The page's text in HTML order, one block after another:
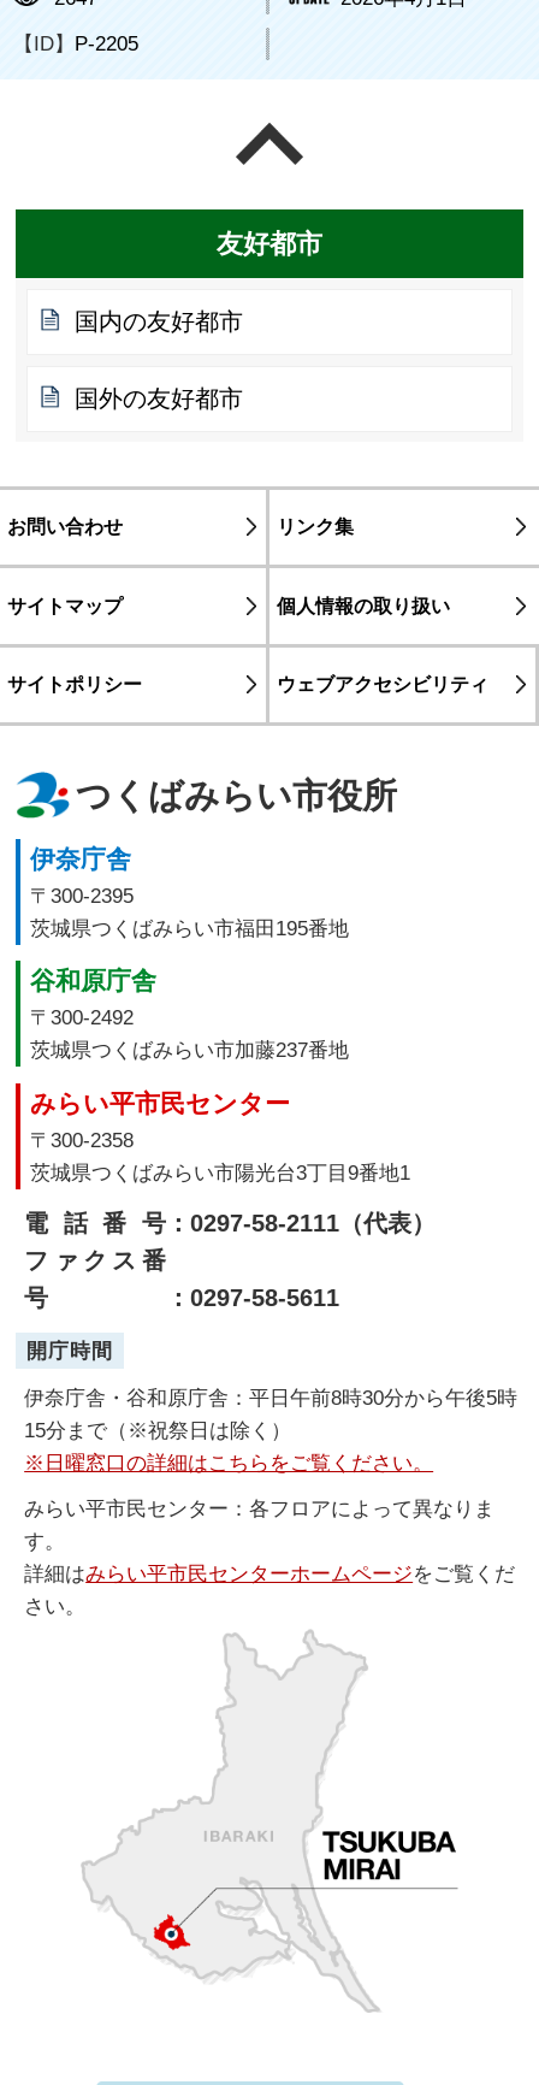
【ID】 P-2205
友好都市
国内の友好都市
国外の友好都市
お問い合わせ リンク集
サイトマップ 個人情報の取り扱い
サイトポリシー ウェブアクセシビリティ
つくばみらい市役所
伊奈庁舎
〒300-2395
茨城県つくばみらい市福田195番地
谷和原庁舎
〒300-2492
茨城県つくばみらい市加藤237番地
みらい平市民センター
〒300-2358
茨城県つくばみらい市陽光台3丁目9番地1
電話番号：0297-58-2111（代表）
ファクス番
号
：0297-58-5611
開庁時間
伊奈庁舎・谷和原庁舎：平日午前8時30分から午後5時
15分まで（※祝祭日は除く）
※日曜窓口の詳細はこちらをご覧ください。
みらい平市民センター：各フロアによって異なりま
す。
詳細はみらい平市民センターホームページをご覧くだ
さい。